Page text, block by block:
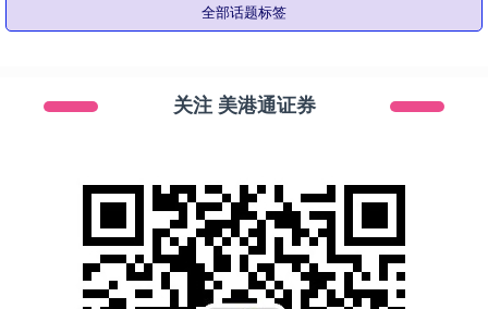
全部话题标签
关注 美港通证券